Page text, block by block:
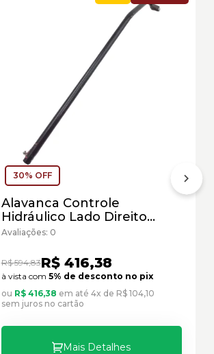
30% OFF
Alavanca Controle
Hidráulico Lado Direito
Escavadeiras Caterpillar
Avaliações: 0
R$ 594,83R$ 416,38
à vista com 5% de desconto no pix
ou R$ 416,38 em até 4x de R$ 104,10
sem juros no cartão
Mais Detalhes